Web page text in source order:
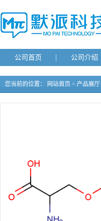
公司首页 公司介绍
您当前的位置： 网站首页 > 产品展厅